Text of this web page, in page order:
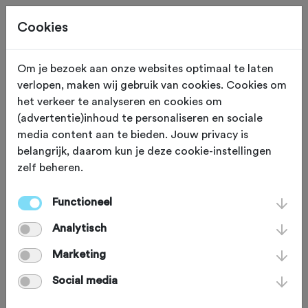
OVERIG Gewijzigd op 30 augustus 2017
Column: Dereguleren
Niemand wordt graag opgescheept
met een wirwar aan regeltjes. Toch
blijft het daadwerkelijk toepassen van
deregulering iets moeilijks, zeker voor
terreinbeheerders.
Cookies
Om je bezoek aan onze websites optimaal te laten
verlopen, maken wij gebruik van cookies. Cookies om
het verkeer te analyseren en cookies om
(advertentie)inhoud te personaliseren en sociale
media content aan te bieden. Jouw privacy is
belangrijk, daarom kun je deze cookie-instellingen
zelf beheren.
Functioneel
Analytisch
Marketing
Social media